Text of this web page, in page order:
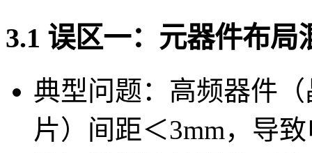
3.1 误区一：元器件布
典型问题：高频器件
片）间距＜3mm，导